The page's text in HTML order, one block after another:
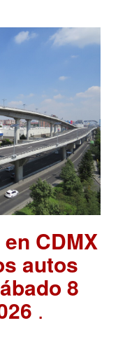
CDMX
autos
8
.